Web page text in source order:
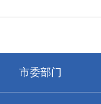
市委部门